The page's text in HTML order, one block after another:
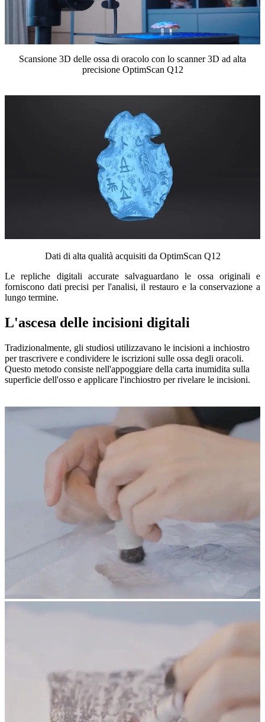
Scansione 3D delle ossa di oracolo con lo scanner 3D ad alta
precisione OptimScan Q12
Dati di alta qualità acquisiti da OptimScan Q12
Le repliche digitali accurate salvaguardano le ossa originali e
forniscono dati precisi per l'analisi, il restauro e la conservazione a
lungo termine.
L'ascesa delle incisioni digitali
Tradizionalmente, gli studiosi utilizzavano le incisioni a inchiostro
per trascrivere e condividere le iscrizioni sulle ossa degli oracoli.
Questo metodo consiste nell'appoggiare della carta inumidita sulla
superficie dell'osso e applicare l'inchiostro per rivelare le incisioni.